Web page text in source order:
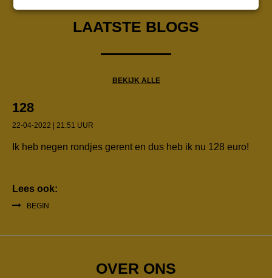
LAATSTE BLOGS
BEKIJK ALLE
128
22-04-2022 | 21:51 UUR
Ik heb negen rondjes gerent en dus heb ik nu 128 euro!
Lees ook:
BEGIN
OVER ONS